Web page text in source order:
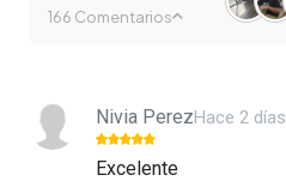
166 Comentarios
Nivia PerezHace 2 días
Excelente